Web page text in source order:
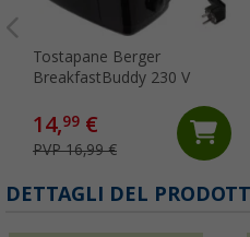
Tostapane Berger
BreakfastBuddy 230 V
14,99 €
PVP 16,99 €
DETTAGLI DEL